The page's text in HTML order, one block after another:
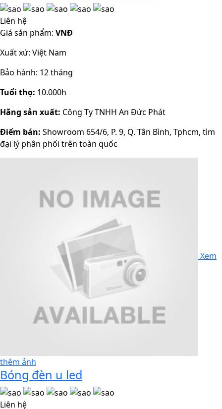
Liên hệ
Giá sản phẩm: VNĐ
Xuất xứ: Việt Nam
Bảo hành: 12 tháng
Tuổi thọ: 10.000h
Hãng sản xuất: Công Ty TNHH An Đức Phát
Điểm bán: Showroom 654/6, P. 9, Q. Tân Bình, Tphcm, tìm
đại lý phân phối trên toàn quốc
Xem
thêm ảnh
Bóng đèn u led
Liên hệ